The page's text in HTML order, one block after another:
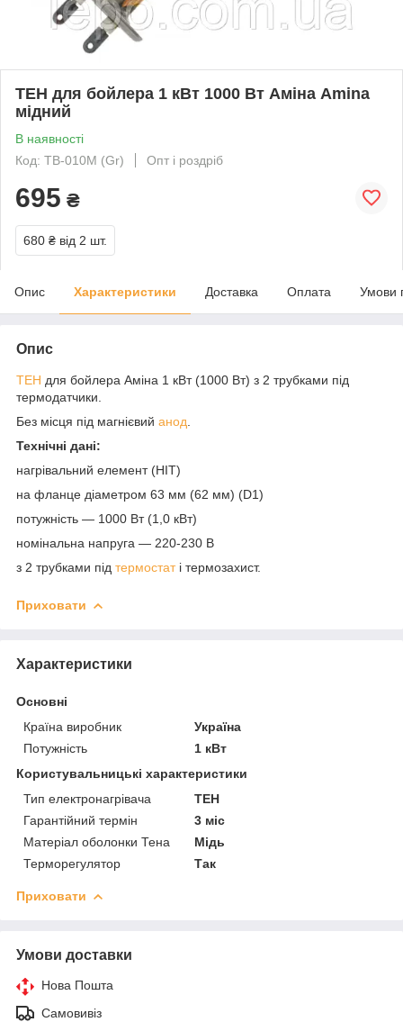
ТЕН для бойлера 1 кВт 1000 Вт Аміна Amina
мідний
В наявності
Код: TB-010M (Gr)
Опт і роздріб
695 ₴
680 ₴ від 2 шт.
Опис Характеристики Доставка Оплата Умови
Опис
ТЕН для бойлера Аміна 1 кВт (1000 Вт) з 2 трубками під
термодатчики.
Без місця під магнієвий анод
Технічні дані:
нагрівальний елемент (НІТ)
на фланце діаметром 63 мм (62 мм) (D1)
потужність — 1000 Вт (1,0 кВт)
номінальна напруга — 220-230 В
з 2 трубками під термостаті термозахист.
Приховати
Характеристики
Основні
Країна виробник
Україна
Потужність
1 кВт
Користувальницькі характеристики
Тип електронагрівача
ТЕН
Гарантійний термін
3 міс
Матеріал оболонки Тена
Мідь
Терморегулятор
Так
Приховати
Умови доставки
Нова Пошта
Самовивіз